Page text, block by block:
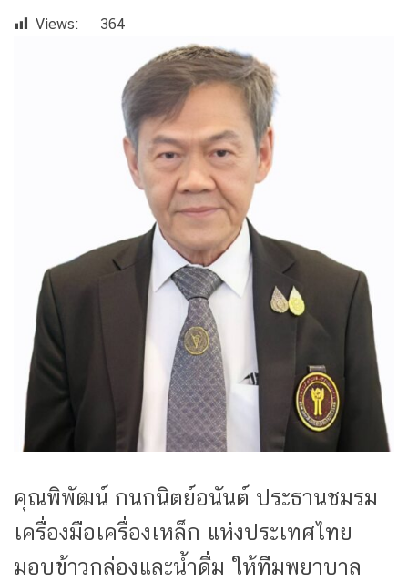
Views: 364
คุณพิพัฒน์ กนกนิตย์อนันต์ ประธานชมรม
เครื่องมือเครื่องเหล็ก แห่งประเทศไทย
มอบข้าวกล่องและน้ำดื่ม ให้ทีมพยาบาล